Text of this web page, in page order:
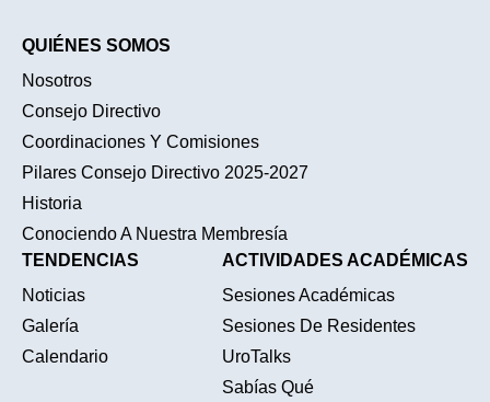
QUIÉNES SOMOS
Nosotros
Consejo Directivo
Coordinaciones Y Comisiones
Pilares Consejo Directivo 2025-2027
Historia
Conociendo A Nuestra Membresía
TENDENCIAS
Noticias
Galería
Calendario
ACTIVIDADES ACADÉMICAS
Sesiones Académicas
Sesiones De Residentes
UroTalks
Sabías Qué